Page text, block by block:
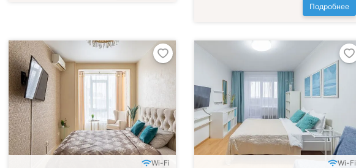
Подробнее
Wi-Fi Wi-Fi